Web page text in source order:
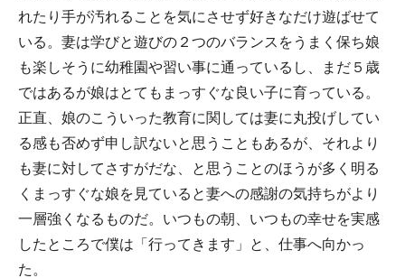
れたり手が汚れることを気にさせず好きなだけ遊ばせて
いる。妻は学びと遊びの２つのバランスをうまく保ち娘
も楽しそうに幼稚園や習い事に通っているし、まだ５歳
ではあるが娘はとてもまっすぐな良い子に育っている。
正直、娘のこういった教育に関しては妻に丸投げしてい
る感も否めず申し訳ないと思うこともあるが、それより
も妻に対してさすがだな、と思うことのほうが多く明る
くまっすぐな娘を見ていると妻への感謝の気持ちがより
一層強くなるものだ。いつもの朝、いつもの幸せを実感
したところで僕は「行ってきます」と、仕事へ向かっ
た。